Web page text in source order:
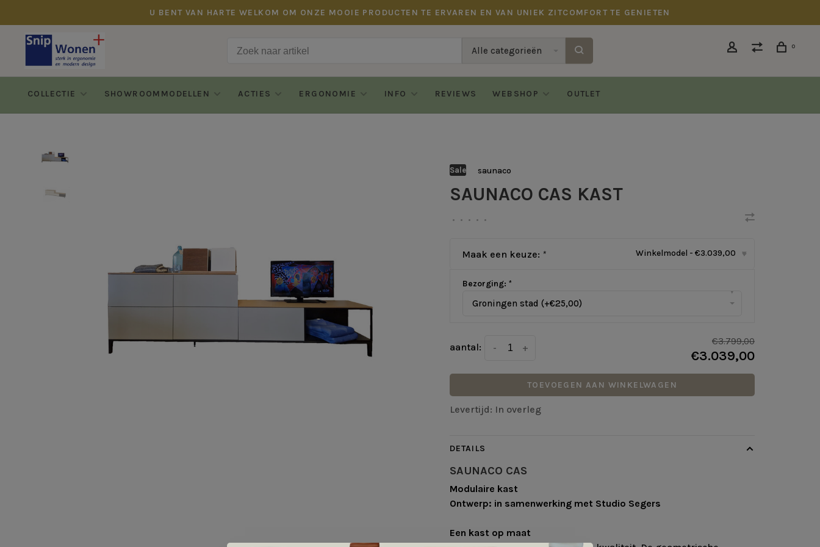
U BENT VAN HARTE WELKOM OM ONZE MOOIE PRODUCTEN TE ERVAREN EN VAN UNIEK ZITCOMFORT TE GENIETEN
Alle categorieën 0
COLLECTIE SHOWROOMMODELLEN ACTIES ERGONOMIE INFO REVIEWS WEBSHOP OUTLET
Sale saunaco
SAUNACO CAS KAST
• • • • •
Maak een keuze: * Winkelmodel - €3.039,00 ▾
Bezorging: *
Groningen stad (+€25,00)
▾
aantal: +
-
€3.799,00
€3.039,00
TOEVOEGEN AAN WINKELWAGEN
Levertijd: In overleg
DETAILS
SAUNACO CAS
Modulaire kast
Ontwerp: in samenwerking met Studio Segers
Een kast op maat